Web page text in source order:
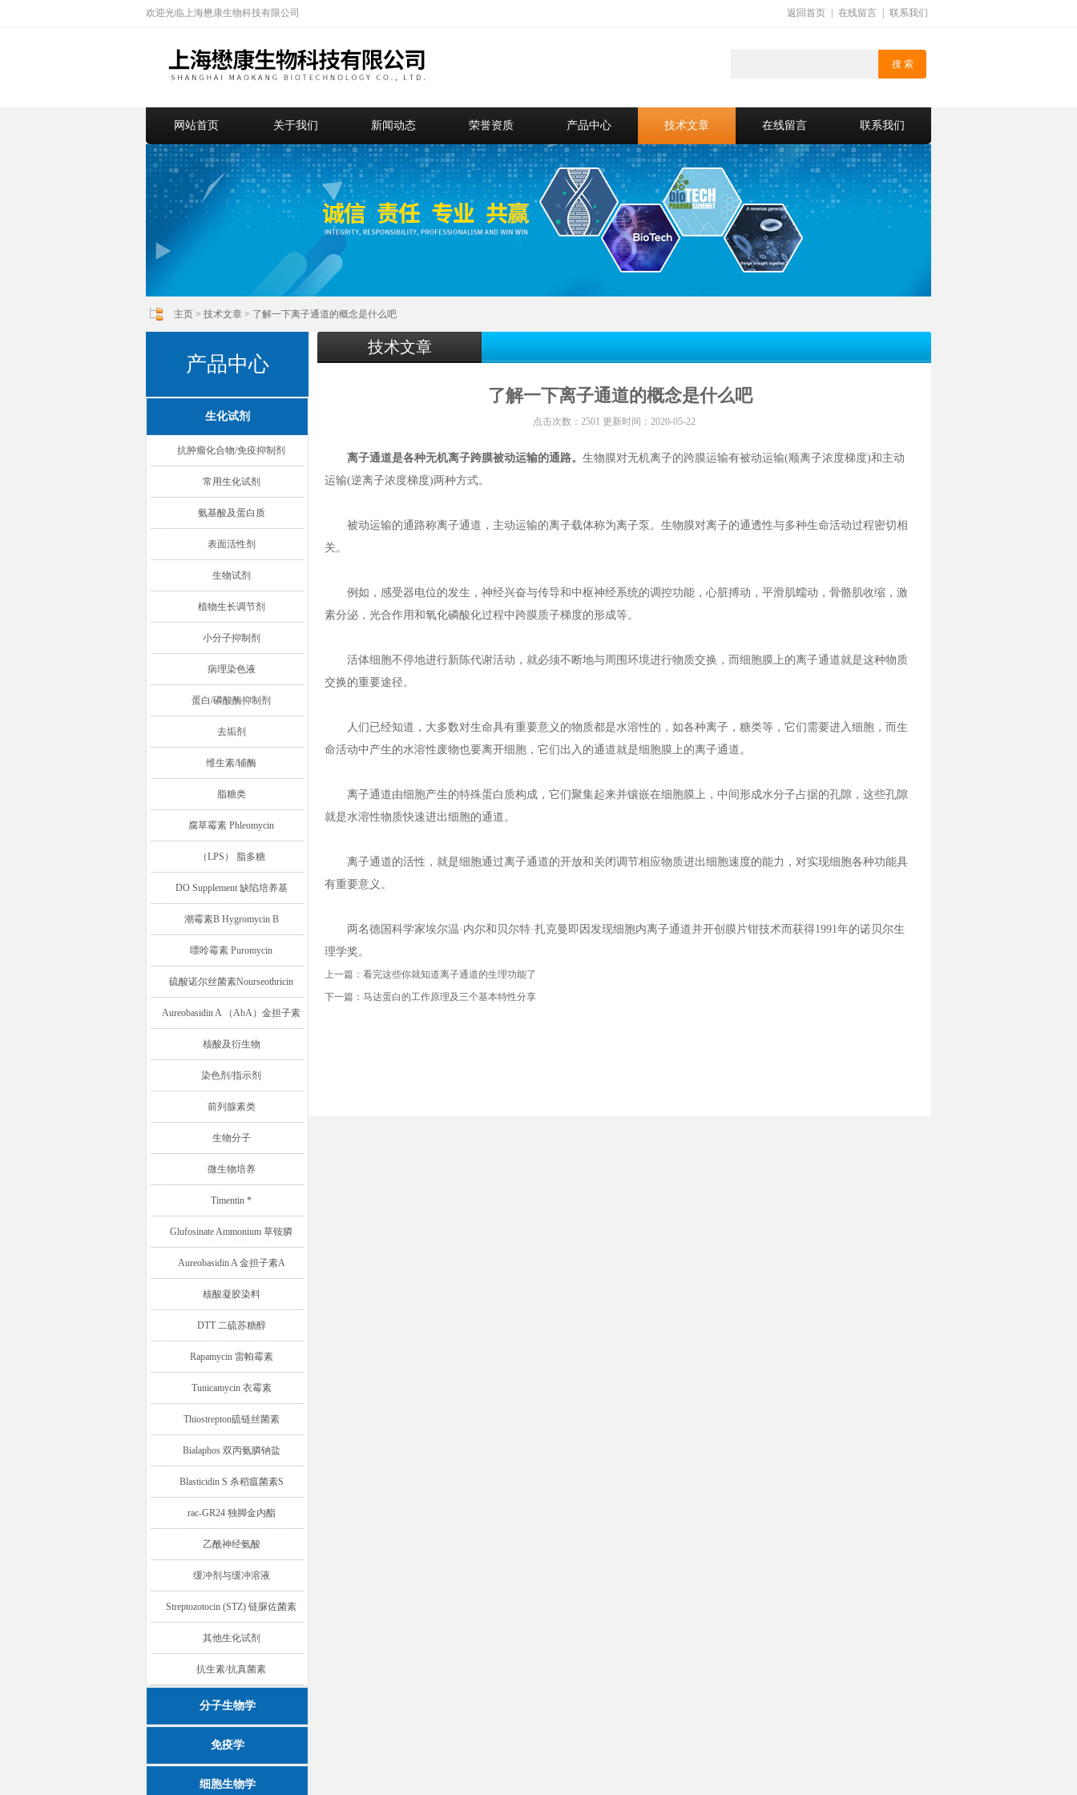
欢迎光临上海懋康生物科技有限公司 返回首页 在线留言 联系我们
网站首页 关于我们 新闻动态 荣誉资质 产品中心 技术文章 在线留言 联系我们
主页 > 技术文章 > 了解一下离子通道的概念是什么吧
产品中心
生化试剂
抗肿瘤化合物/免疫抑制剂
常用生化试剂
氨基酸及蛋白质
表面活性剂
生物试剂
植物生长调节剂
小分子抑制剂
病理染色液
蛋白/磷酸酶抑制剂
去垢剂
维生素/辅酶
脂糖类
腐草霉素 Phleomycin
（LPS） 脂多糖
DO Supplement 缺陷培养基
潮霉素B Hygromycin B
嘌呤霉素 Puromycin
硫酸诺尔丝菌素Nourseothricin
Aureobasidin A （AbA）金担子素
A
核酸及衍生物
染色剂/指示剂
前列腺素类
生物分子
微生物培养
Timentin *
Glufosinate Ammonium 草铵膦
Aureobasidin A 金担子素A
核酸凝胶染料
DTT 二硫苏糖醇
Rapamycin 雷帕霉素
Tunicamycin 衣霉素
Thiostrepton硫链丝菌素
Bialaphos 双丙氨膦钠盐
Blasticidin S 杀稻瘟菌素S
rac-GR24 独脚金内酯
乙酰神经氨酸
缓冲剂与缓冲溶液
Streptozotocin (STZ) 链脲佐菌素
其他生化试剂
抗生素/抗真菌素
分子生物学
免疫学
细胞生物学
技术文章
了解一下离子通道的概念是什么吧
点击次数：2501 更新时间：2020-05-22
离子通道是各种无机离子跨膜被动运输的通路。 生物膜对无机离子的跨膜运输有被动运输(顺离子浓度梯度)和主动
运输(逆离子浓度梯度)两种方式。
被动运输的通路称离子通道，主动运输的离子载体称为离子泵。生物膜对离子的通透性与多种生命活动过程密切相
关。
例如，感受器电位的发生，神经兴奋与传导和中枢神经系统的调控功能，心脏搏动，平滑肌蠕动，骨骼肌收缩，激
素分泌，光合作用和氧化磷酸化过程中跨膜质子梯度的形成等。
活体细胞不停地进行新陈代谢活动，就必须不断地与周围环境进行物质交换，而细胞膜上的离子通道就是这种物质
交换的重要途径。
人们已经知道，大多数对生命具有重要意义的物质都是水溶性的，如各种离子，糖类等，它们需要进入细胞，而生
命活动中产生的水溶性废物也要离开细胞，它们出入的通道就是细胞膜上的离子通道。
离子通道由细胞产生的特殊蛋白质构成，它们聚集起来并镶嵌在细胞膜上，中间形成水分子占据的孔隙，这些孔隙
就是水溶性物质快速进出细胞的通道。
离子通道的活性，就是细胞通过离子通道的开放和关闭调节相应物质进出细胞速度的能力，对实现细胞各种功能具
有重要意义。
两名德国科学家埃尔温·内尔和贝尔特·扎克曼即因发现细胞内离子通道并开创膜片钳技术而获得1991年的诺贝尔生
理学奖。
上一篇： 看完这些你就知道离子通道的生理功能了
下一篇： 马达蛋白的工作原理及三个基本特性分享